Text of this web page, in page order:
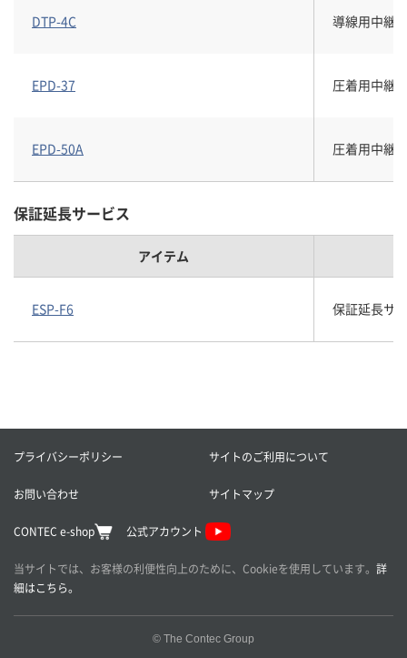
DTP-4C 導線用中継
EPD-37 圧着用中継
EPD-50A 圧着用中継
保証延長サービス
アイテム
ESP-F6 保証延長サ
プライバシーポリシー サイトのご利用について
お問い合わせ サイトマップ
CONTEC e-shop 公式アカウント
当サイトでは、お客様の利便性向上のために、Cookieを使用しています。 詳
細はこちら。
© The Contec Group